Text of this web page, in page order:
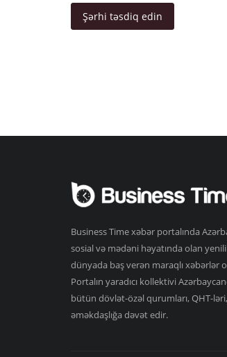
Şərhi təsdiq edin
Business Time xəbər portalında
sosial və mədəni həyatında olan
dünyada baş verən maraqlı xəbərlər
Portalın yaradıcı kollektivi
bütün dövlət-özəl qurumları, QHT-
əməkdaşlığa dəvət edir.